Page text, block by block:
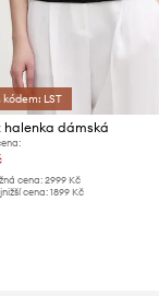
kódem: LST
halenka dámská
cena:2999 Kč
cena:1899 Kč